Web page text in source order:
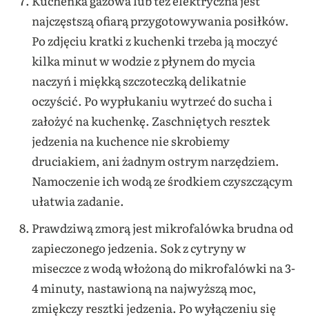
najczęstszą ofiarą przygotowywania posiłków.
Po zdjęciu kratki z kuchenki trzeba ją moczyć
kilka minut w wodzie z płynem do mycia
naczyń i miękką szczoteczką delikatnie
oczyścić. Po wypłukaniu wytrzeć do sucha i
założyć na kuchenkę. Zaschniętych resztek
jedzenia na kuchence nie skrobiemy
druciakiem, ani żadnym ostrym narzędziem.
Namoczenie ich wodą ze środkiem czyszczącym
ułatwia zadanie.
Prawdziwą zmorą jest mikrofalówka brudna od
zapieczonego jedzenia. Sok z cytryny w
miseczce z wodą włożoną do mikrofalówki na 3-
4 minuty, nastawioną na najwyższą moc,
zmiękczy resztki jedzenia. Po wyłączeniu się